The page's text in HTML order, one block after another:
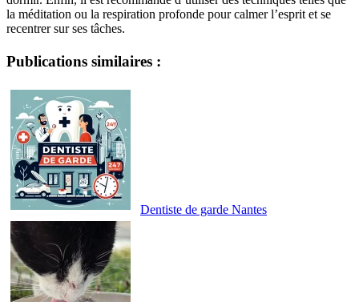
la méditation ou la respiration profonde pour calmer l’esprit et se
recentrer sur ses tâches.
Publications similaires :
Dentiste de garde Nantes